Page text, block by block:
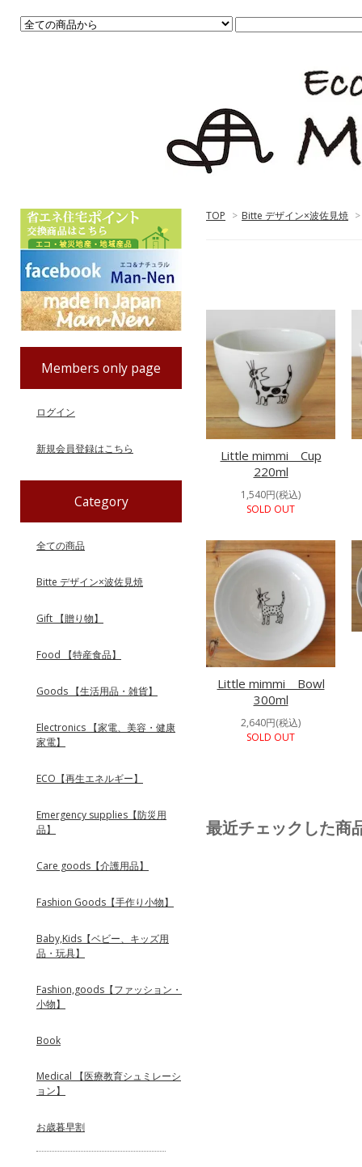
TOP > Bitte デザイン×波佐見焼 >
Little mimmi Cup
220ml
1,540円(税込)
SOLD OUT
Little mimmi Bowl
300ml
2,640円(税込)
SOLD OUT
最近チェックした商
Members only page
ログイン
新規会員登録はこちら
Category
全ての商品
Bitte デザイン×波佐見焼
Gift 【贈り物】
Food 【特産食品】
Goods 【生活用品・雑貨】
Electronics 【家電、美容・健康
家電】
ECO【再生エネルギー】
Emergency supplies【防災用
品】
Care goods【介護用品】
Fashion Goods【手作り小物】
Baby,Kids【ベビー、キッズ用
品・玩具】
Fashion,goods【ファッション・
小物】
Book
Medical 【医療教育シュミレーシ
ョン】
お歳暮早割